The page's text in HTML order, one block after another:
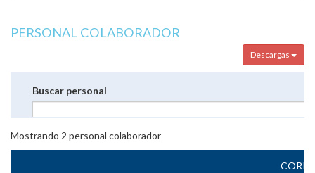
PERSONAL COLABORADOR
Descargas
Buscar personal
Mostrando 2 personal colaborador